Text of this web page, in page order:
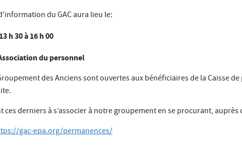
du GAC aura lieu le:
h 30 à 16 h 00
du personnel
des Anciens sont ouvertes aux bénéficiaires de la Caisse
ces derniers à s’associer à notre groupement en se procurant,
gac-epa.org/permanences/